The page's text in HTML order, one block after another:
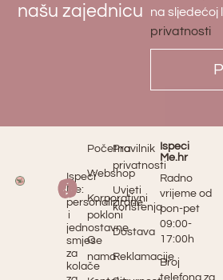
našu zajednicu
na sljedećoj
privatnosti
Ispeci
Me.hr
Radno
vrijeme od
pon-pet
09:00-
17:00h
Broj
Ispeci
Me:
personalizirane
i
jednostavne
smjese
za
kolače
Početna
Webshop
Korporativni
pokloni
O
nama
Pravilnik
privatnosti
Uvjeti
korištenja
Dostava
Reklamacije